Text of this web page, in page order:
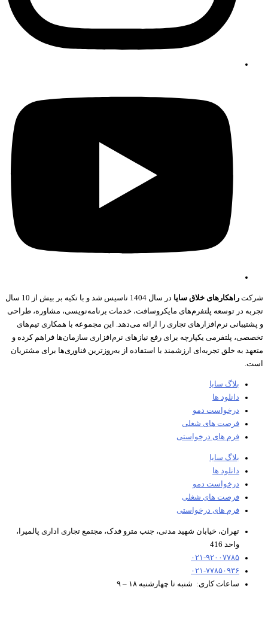
راهکارهای خلاق سایا
در سال 1404 تاسیس شد و با تکیه بر بیش از 10 سال
در توسعه پلتفرم‌های مایکروسافت، خدمات برنامه‌نویسی، مشاوره، طراحی
نرم‌افزارهای تجاری را ارائه می‌دهد. این مجموعه با همکاری تیم‌های
پلتفرمی یکپارچه برای رفع نیازهای نرم‌افزاری سازمان‌ها فراهم کرده و
به خلق تجربه‌ای ارزشمند با استفاده از به‌روزترین فناوری‌ها برای مشتریان
بلاگ سایا
دانلود ها
درخواست دمو
فرصت های شغلی
فرم های درخواستی
بلاگ سایا
دانلود ها
درخواست دمو
فرصت های شغلی
فرم های درخواستی
تهران، خیابان شهید مدنی، جنب مترو فدک، مجتمع تجاری اداری پالمیرا،
واحد 416
۰۲۱-۹۲۰۰۷۷۸۵
۰۲۱-۷۷۸۵۰۹۳۶
ساعات کاری: شنبه تا چهارشنبه ۱۸ – ۹